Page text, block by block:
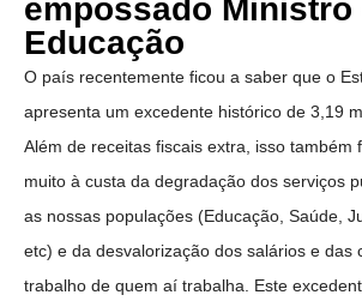
empossado Ministro
Educação
O país recentemente ficou a saber que o
apresenta um excedente histórico de 3,19
Além de receitas fiscais extra, isso também
muito à custa da degradação dos serviços
as nossas populações (Educação, Saúde,
etc) e da desvalorização dos salários e das
trabalho de quem aí trabalha. Este